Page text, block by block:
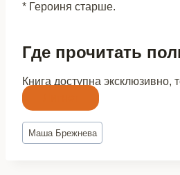
* Героиня старше.
Где прочитать
Книга доступна эксклюзивно,
Метки
записи:
Маша Брежнева